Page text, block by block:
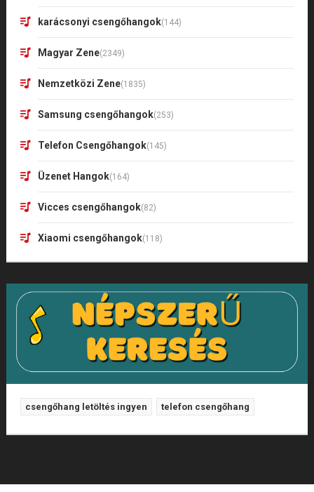
karácsonyi csengőhangok(144)
Magyar Zene(2349)
Nemzetközi Zene(1835)
Samsung csengőhangok(253)
Telefon Csengőhangok(145)
Üzenet Hangok(164)
Vicces csengőhangok(82)
Xiaomi csengőhangok(118)
csengőhang letöltés ingyen telefon csengőhang